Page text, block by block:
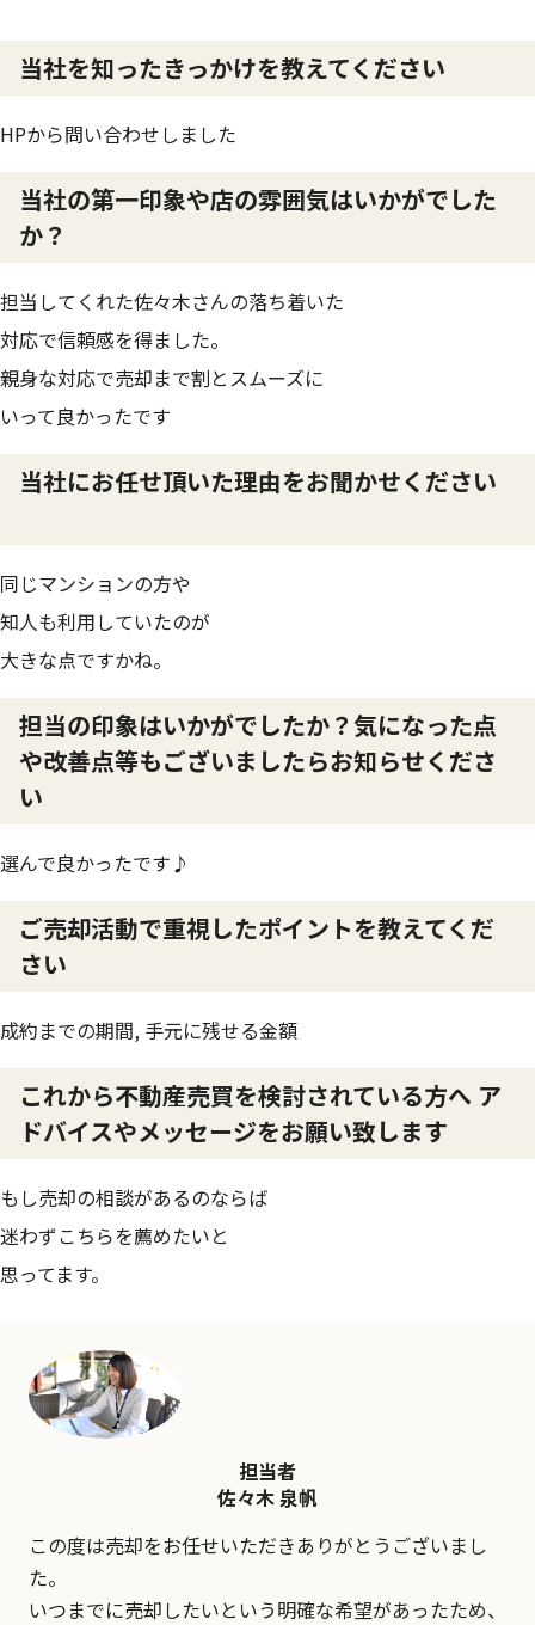
当社を知ったきっかけを教えてください
HPから問い合わせしました
当社の第一印象や店の雰囲気はいかがでした
か？
担当してくれた佐々木さんの落ち着いた
対応で信頼感を得ました。
親身な対応で売却まで割とスムーズに
いって良かったです
当社にお任せ頂いた理由をお聞かせください
同じマンションの方や
知人も利用していたのが
大きな点ですかね。
担当の印象はいかがでしたか？気になった点
や改善点等もございましたらお知らせくださ
い
選んで良かったです♪
ご売却活動で重視したポイントを教えてくだ
さい
成約までの期間, 手元に残せる金額
これから不動産売買を検討されている方へ ア
ドバイスやメッセージをお願い致します
もし売却の相談があるのならば
迷わずこちらを薦めたいと
思ってます。
担当者
佐々木 泉帆
この度は売却をお任せいただきありがとうございまし
た。
いつまでに売却したいという明確な希望があったため、